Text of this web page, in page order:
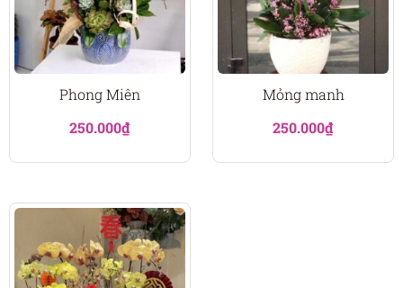
Phong Miên
250.000₫
Mỏng manh
250.000₫